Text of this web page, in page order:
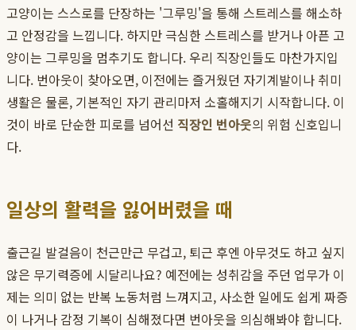
고양이는 스스로를 단장하는 '그루밍'을 통해 스트레스를 해소하
고 안정감을 느낍니다. 하지만 극심한 스트레스를 받거나 아픈 고
양이는 그루밍을 멈추기도 합니다. 우리 직장인들도 마찬가지입
니다. 번아웃이 찾아오면, 이전에는 즐거웠던 자기계발이나 취미
생활은 물론, 기본적인 자기 관리마저 소홀해지기 시작합니다. 이
것이 바로 단순한 피로를 넘어선 직장인 번아웃의 위험 신호입니
다.
일상의 활력을 잃어버렸을 때
출근길 발걸음이 천근만근 무겁고, 퇴근 후엔 아무것도 하고 싶지
않은 무기력증에 시달리나요? 예전에는 성취감을 주던 업무가 이
제는 의미 없는 반복 노동처럼 느껴지고, 사소한 일에도 쉽게 짜증
이 나거나 감정 기복이 심해졌다면 번아웃을 의심해봐야 합니다.